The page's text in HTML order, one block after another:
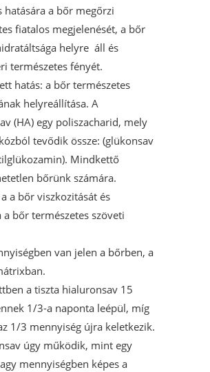
hatására a bőr megőrzi
fiatalos megjelenését, a bőr
helyre áll és
természetes fényét.
hatás: a bőr természetes
helyreállítása. A
(HA) egy poliszacharid, mely
tevődik össze: (glükonsav
Mindkettő
bőrünk számára.
a bőr viszkozitását és
bőr természetes szöveti
van jelen a bőrben, a
a tiszta hialuronsav 15
1/3-a naponta leépül, míg
1/3 mennyiség újra keletkezik.
úgy működik, mint egy
mennyiségben képes a